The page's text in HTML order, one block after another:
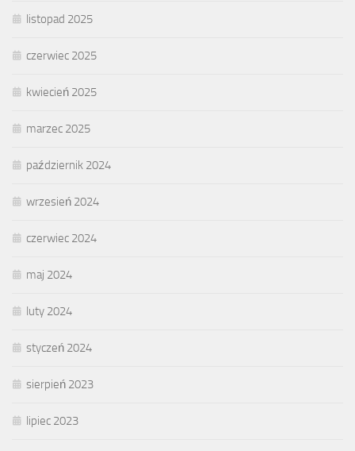
listopad 2025
czerwiec 2025
kwiecień 2025
marzec 2025
październik 2024
wrzesień 2024
czerwiec 2024
maj 2024
luty 2024
styczeń 2024
sierpień 2023
lipiec 2023